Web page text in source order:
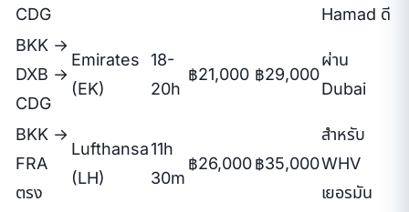
CDG
Hamad ดี
BKK →
DXB →
CDG
Emirates
(EK)
18-
20h
฿21,000 ฿29,000
ผ่าน
Dubai
BKK →
FRA
ตรง
Lufthansa
(LH)
11h
30m
฿26,000฿35,000
สำหรับ
WHV
เยอรมัน